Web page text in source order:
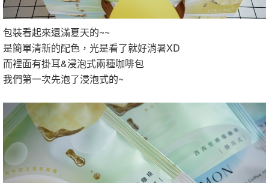
包裝看起來還滿夏天的~~
是簡單清新的配色，光是看了就好消暑XD
而裡面有掛耳&浸泡式兩種咖啡包
我們第一次先泡了浸泡式的~